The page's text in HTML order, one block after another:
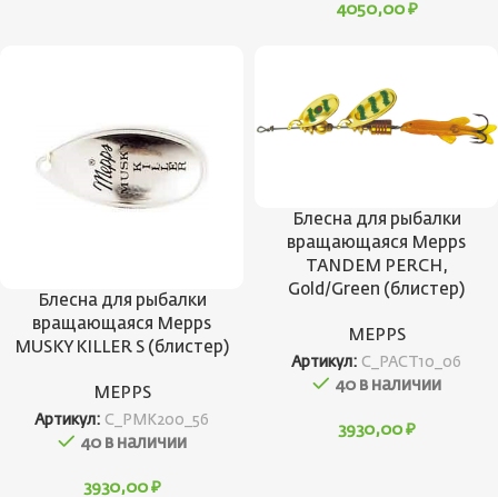
4050,00 ₽
Блесна для рыбалки
вращающаяся Mepps
MUSKY KILLER S (блистер)
MEPPS
Артикул: C_PMK200_56
40 в наличии
3930,00 ₽
Блесна для рыбалки
вращающаяся Mepps
TANDEM PERCH,
Gold/Green (блистер)
MEPPS
Артикул: C_PACT10_06
40 в наличии
3930,00 ₽